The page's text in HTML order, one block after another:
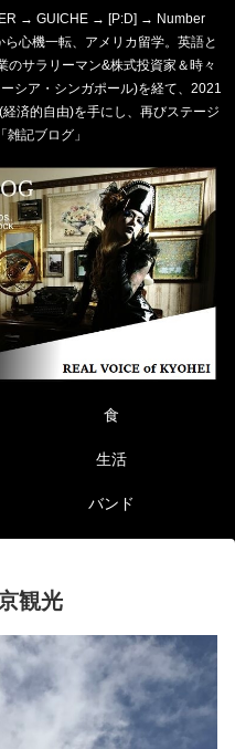
→ GUICHE → [P:D] → Number
心機一転、アメリカ留学。英語と
のサラリーマン&株式投資家＆時々
シア・シンガポール)を経て、2021
済的自由)を手にし、再びステージ
記ブログ」
食
生活
バンド
観光